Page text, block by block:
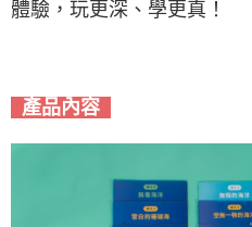
體驗，玩更深、學更真！
產品內容